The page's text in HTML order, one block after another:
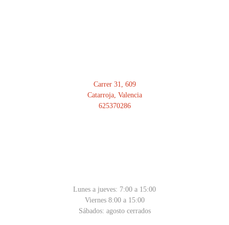
Carrer 31, 609
Catarroja, Valencia
625370286
Lunes a jueves: 7:00 a 15:00
Viernes 8:00 a 15:00
Sábados: agosto cerrados